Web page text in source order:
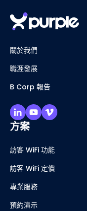
關於我們
職涯發展
B Corp 報告
方案
訪客 WiFi 功能
訪客 WiFi 定價
專業服務
預約演示